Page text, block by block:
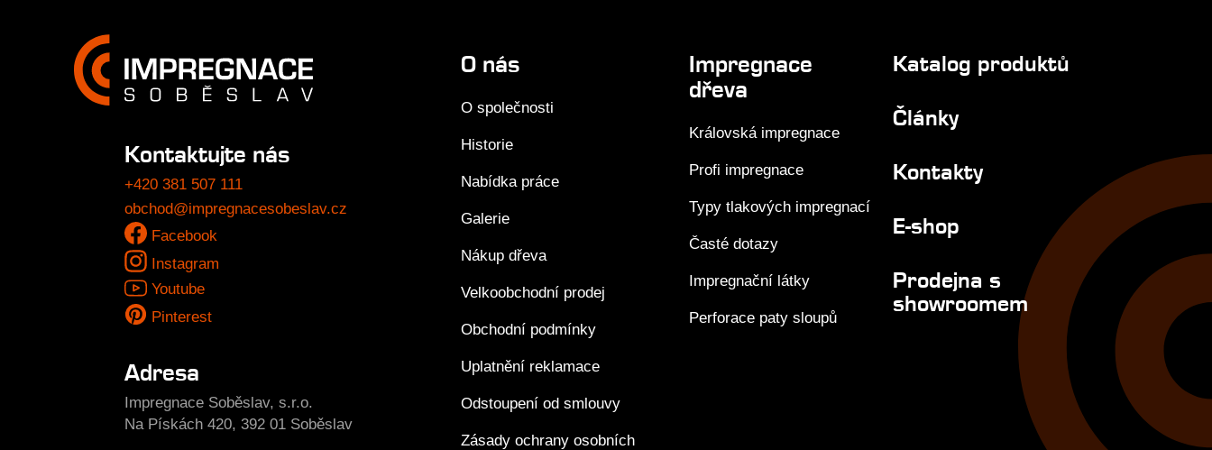
Kontaktujte nás
+420 381 507 111
obchod@impregnacesobeslav.cz
Facebook
Instagram
Youtube
Pinterest
Adresa
Impregnace Soběslav, s.r.o.
Na Pískách 420, 392 01 Soběslav
O nás
O společnosti
Historie
Nabídka práce
Galerie
Nákup dřeva
Velkoobchodní prodej
Obchodní podmínky
Uplatnění reklamace
Odstoupení od smlouvy
Zásady ochrany osobních
Impregnace
dřeva
Královská impregnace
Profi impregnace
Typy tlakových impregnací
Časté dotazy
Impregnační látky
Perforace paty sloupů
Katalog produktů
Články
Kontakty
E-shop
Prodejna s
showroomem